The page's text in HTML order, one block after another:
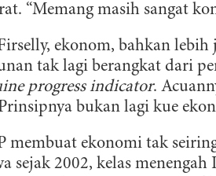
“Memang masih sangat
ekonom, bahkan
tak lagi berangkat dari
progress indicator.
bukan lagi kue
membuat ekonomi tak
sejak 2002, kelas